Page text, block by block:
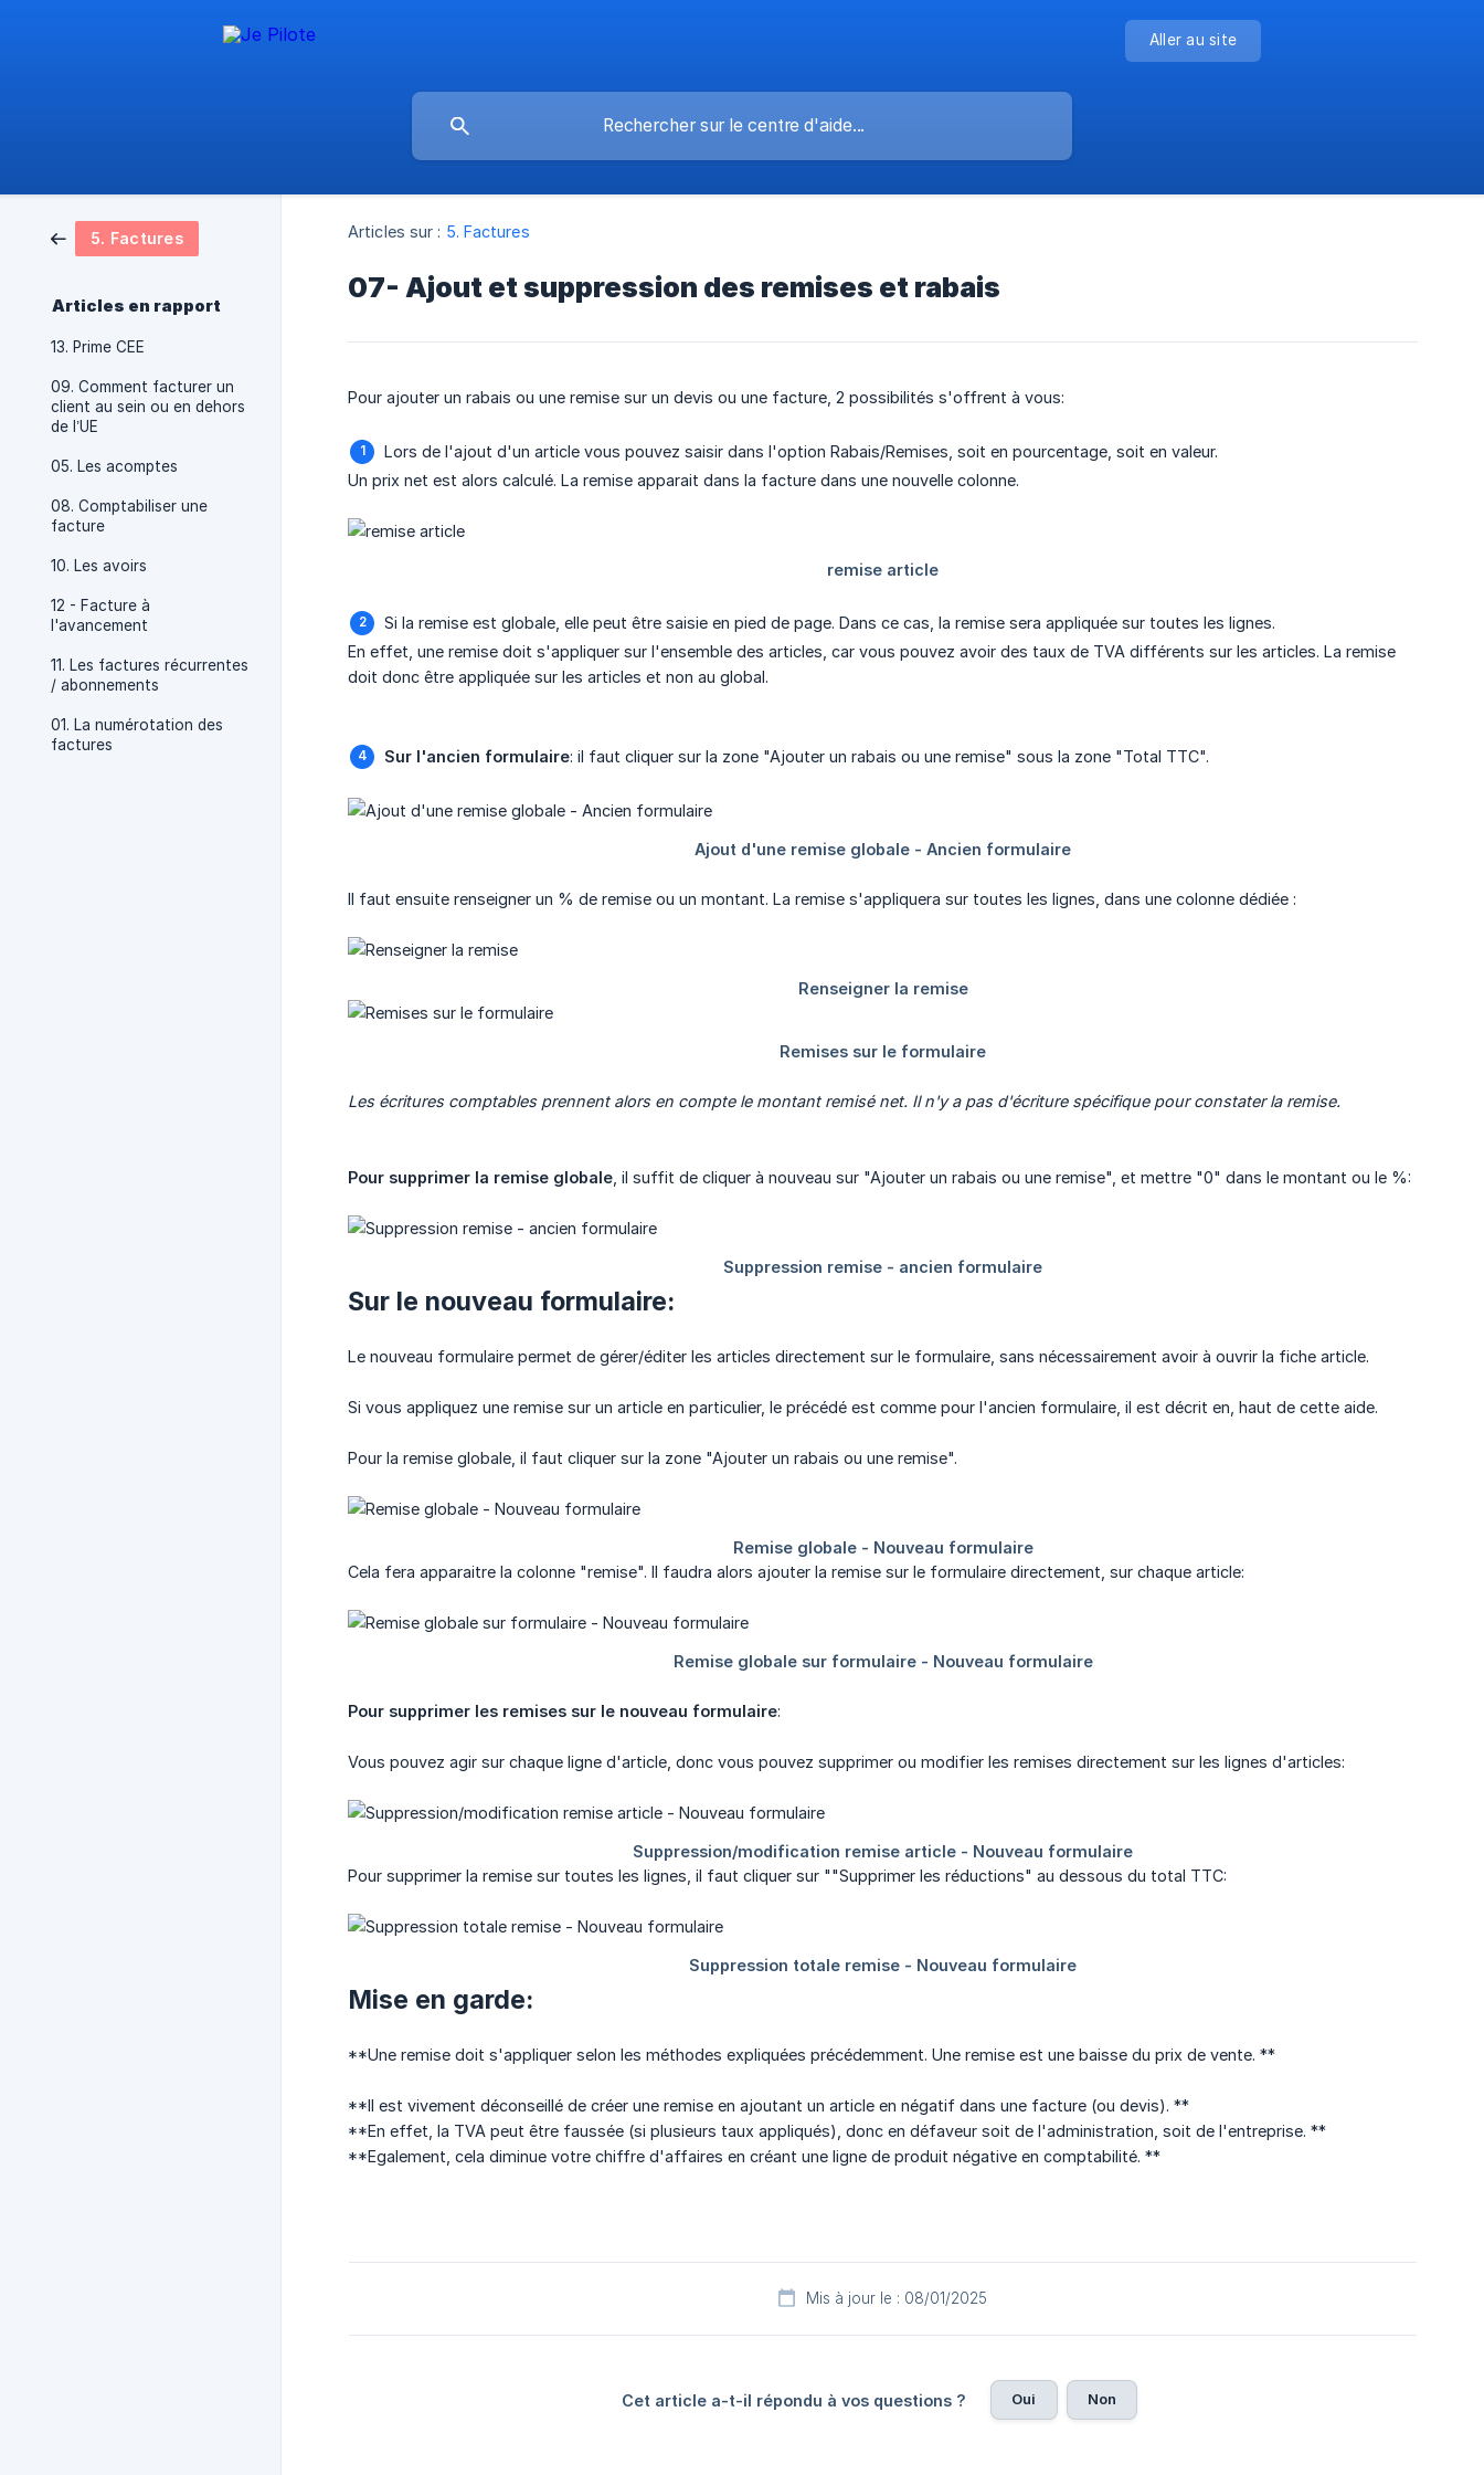
Aller au site
5. Factures
Articles en rapport
13. Prime CEE
09. Comment facturer un
client au sein ou en dehors
de l’UE
05. Les acomptes
08. Comptabiliser une
facture
10. Les avoirs
12 - Facture à
l'avancement
11. Les factures récurrentes
/ abonnements
01. La numérotation des
factures
Articles sur : 5. Factures
07- Ajout et suppression des remises et rabais
Pour ajouter un rabais ou une remise sur un devis ou une facture, 2 possibilités s'offrent à vous:
Lors de l'ajout d'un article vous pouvez saisir dans l'option Rabais/Remises, soit en pourcentage, soit en valeur.
Un prix net est alors calculé. La remise apparait dans la facture dans une nouvelle colonne.
Si la remise est globale, elle peut être saisie en pied de page. Dans ce cas, la remise sera appliquée sur toutes les lignes.
En effet, une remise doit s'appliquer sur l'ensemble des articles, car vous pouvez avoir des taux de TVA différents sur les articles. La remise
doit donc être appliquée sur les articles et non au global.
Sur l'ancien formulaire: il faut cliquer sur la zone "Ajouter un rabais ou une remise" sous la zone "Total TTC".
Il faut ensuite renseigner un % de remise ou un montant. La remise s'appliquera sur toutes les lignes, dans une colonne dédiée :
Les écritures comptables prennent alors en compte le montant remisé net. Il n'y a pas d'écriture spécifique pour constater la remise.
Pour supprimer la remise globale , il suffit de cliquer à nouveau sur "Ajouter un rabais ou une remise", et mettre "0" dans le montant ou le %:
Sur le nouveau formulaire:
Le nouveau formulaire permet de gérer/éditer les articles directement sur le formulaire, sans nécessairement avoir à ouvrir la fiche article.
Si vous appliquez une remise sur un article en particulier, le précédé est comme pour l'ancien formulaire, il est décrit en, haut de cette aide.
Pour la remise globale, il faut cliquer sur la zone "Ajouter un rabais ou une remise".
Cela fera apparaitre la colonne "remise". Il faudra alors ajouter la remise sur le formulaire directement, sur chaque article:
Pour supprimer les remises sur le nouveau formulaire:
Vous pouvez agir sur chaque ligne d'article, donc vous pouvez supprimer ou modifier les remises directement sur les lignes d'articles:
Pour supprimer la remise sur toutes les lignes, il faut cliquer sur ""Supprimer les réductions" au dessous du total TTC:
Mise en garde:
**Une remise doit s'appliquer selon les méthodes expliquées précédemment. Une remise est une baisse du prix de vente. **
**Il est vivement déconseillé de créer une remise en ajoutant un article en négatif dans une facture (ou devis). **
**En effet, la TVA peut être faussée (si plusieurs taux appliqués), donc en défaveur soit de l'administration, soit de l'entreprise. **
**Egalement, cela diminue votre chiffre d'affaires en créant une ligne de produit négative en comptabilité. **
Mis à jour le : 08/01/2025
Cet article a-t-il répondu à vos questions ? Oui Non